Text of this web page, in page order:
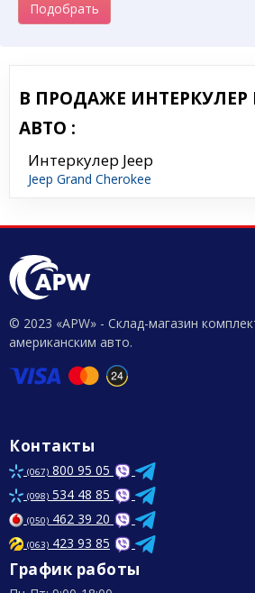
Подобрать
В ПРОДАЖЕ ИНТЕРКУЛЕР
АВТО :
Интеркулер Jeep
Jeep Grand Cherokee
© 2023 «APW» - Склад-магазин
американским авто.
Контакты
(067) 800 95 05
(098) 534 48 85
(050) 462 39 20
(063) 423 93 85
График работы